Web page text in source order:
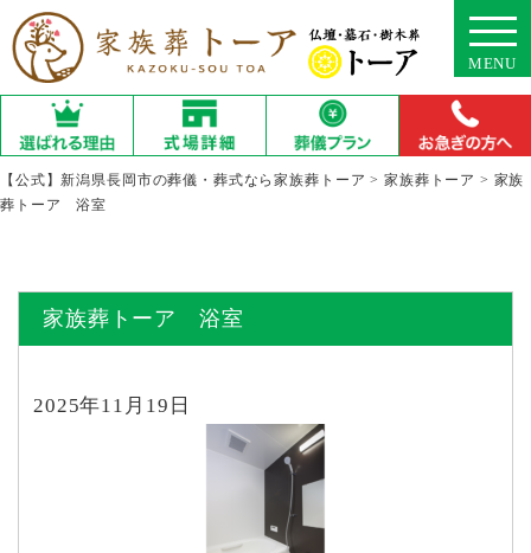
MENU
【公式】新潟県長岡市の葬儀・葬式なら家族葬トーア > 家族葬トーア > 家族
葬トーア 浴室
家族葬トーア 浴室
2025年11月19日